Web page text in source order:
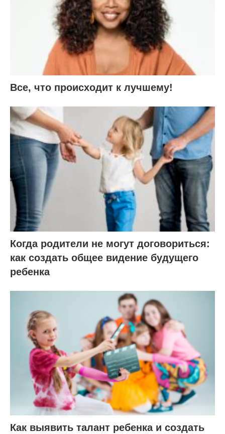
Все, что происходит к лучшему!
Когда родители не могут договориться:
как создать общее видение будущего
ребенка
Как выявить талант ребенка и создать